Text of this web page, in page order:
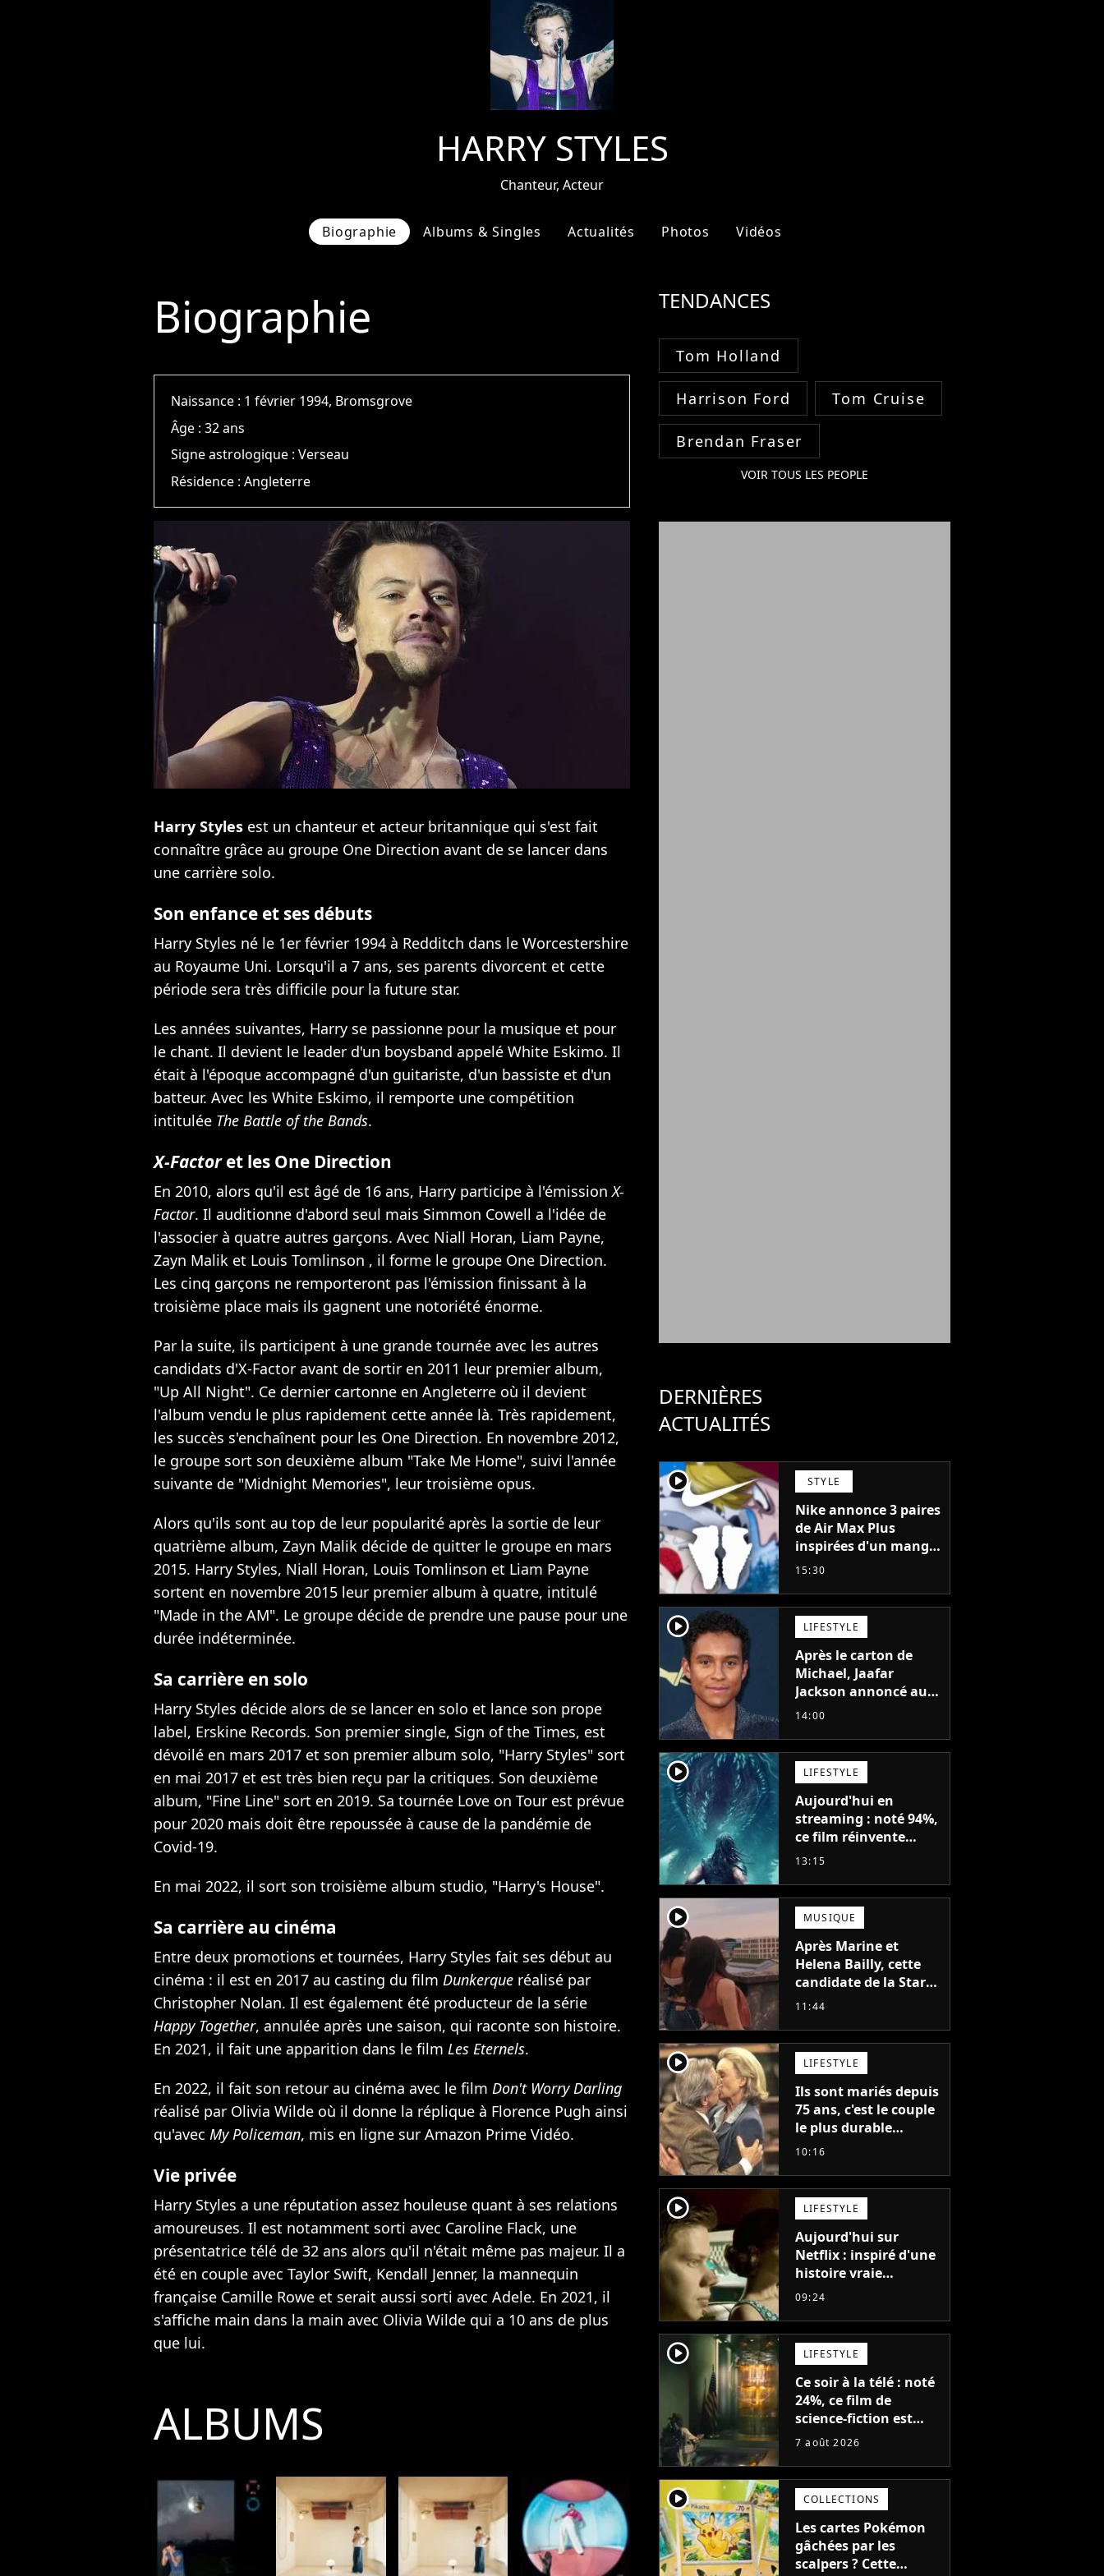
HARRY STYLES
Chanteur, Acteur
Biographie Albums & Singles Actualités Photos Vidéos
Biographie
Naissance : 1 février 1994, Bromsgrove
Âge :32 ans
Signe astrologique :Verseau
Résidence :Angleterre
Harry Styles est un chanteur et acteur britannique qui s'est fait
connaître grâce au groupe One Direction avant de se lancer dans
une carrière solo.
Son enfance et ses débuts
Harry Styles né le 1er février 1994 à Redditch dans le Worcestershire
au Royaume Uni. Lorsqu'il a 7 ans, ses parents divorcent et cette
période sera très difficile pour la future star.
Les années suivantes, Harry se passionne pour la musique et pour
le chant. Il devient le leader d'un boysband appelé White Eskimo. Il
était à l'époque accompagné d'un guitariste, d'un bassiste et d'un
batteur. Avec les White Eskimo, il remporte une compétition
intitulée The Battle of the Bands.
X-Factoret les One Direction
En 2010, alors qu'il est âgé de 16 ans, Harry participe à l'émissionX-
Factor. Il auditionne d'abord seul mais Simmon Cowell a l'idée de
l'associer à quatre autres garçons. Avec Niall Horan, Liam Payne,
Zayn Malik et Louis Tomlinson , il forme le groupe One Direction.
Les cinq garçons ne remporteront pas l'émission finissant à la
troisième place mais ils gagnent une notoriété énorme.
Par la suite, ils participent à une grande tournée avec les autres
candidats d'X-Factor avant de sortir en 2011 leur premier album,
"Up All Night". Ce dernier cartonne en Angleterre où il devient
l'album vendu le plus rapidement cette année là. Très rapidement,
les succès s'enchaînent pour les One Direction. En novembre 2012,
le groupe sort son deuxième album "Take Me Home", suivi l'année
suivante de "Midnight Memories", leur troisième opus.
Alors qu'ils sont au top de leur popularité après la sortie de leur
quatrième album, Zayn Malik décide de quitter le groupe en mars
2015. Harry Styles, Niall Horan, Louis Tomlinson et Liam Payne
sortent en novembre 2015 leur premier album à quatre, intitulé
"Made in the AM". Le groupe décide de prendre une pause pour une
durée indéterminée.
Sa carrière en solo
Harry Styles décide alors de se lancer en solo et lance son prope
label, Erskine Records. Son premier single, Sign of the Times, est
dévoilé en mars 2017 et son premier album solo, "Harry Styles" sort
en mai 2017 et est très bien reçu par la critiques. Son deuxième
album, "Fine Line" sort en 2019. Sa tournée Love on Tour est prévue
pour 2020 mais doit être repoussée à cause de la pandémie de
Covid-19.
En mai 2022, il sort son troisième album studio, "Harry's House".
Sa carrière au cinéma
Entre deux promotions et tournées, Harry Styles fait ses début au
cinéma : il est en 2017 au casting du film Dunkerque réalisé par
Christopher Nolan. Il est également été producteur de la série
Happy Together, annulée après une saison, qui raconte son histoire.
En 2021, il fait une apparition dans le film Les Eternels.
En 2022, il fait son retour au cinéma avec le film Don't Worry Darling
réalisé par Olivia Wilde où il donne la réplique à Florence Pugh ainsi
qu'avec My Policeman, mis en ligne sur Amazon Prime Vidéo.
Vie privée
Harry Styles a une réputation assez houleuse quant à ses relations
amoureuses. Il est notamment sorti avec Caroline Flack, une
présentatrice télé de 32 ans alors qu'il n'était même pas majeur. Il a
été en couple avec Taylor Swift, Kendall Jenner, la mannequin
française Camille Rowe et serait aussi sorti avec Adele. En 2021, il
s'affiche main dans la main avec Olivia Wilde qui a 10 ans de plus
que lui.
ALBUMS
TENDANCES
Tom Holland
Harrison Ford Tom Cruise
Brendan Fraser
VOIR TOUS LES PEOPLE
DERNIÈRES
ACTUALITÉS
player2 STYLE
Nike annonce 3 paires
de Air Max Plus
inspirées d'un manga
culte de 1190
tomes
15:30
player2 LIFESTYLE
Après le carton de
Michael, Jaafar
Jackson annoncé au
casting d'un film
Smith
14:00
player2 LIFESTYLE
Aujourd'hui en
streaming : noté 94%,
ce film réinvente
complètement cette
fiction vieille de 40
ans
13:15
player2 MUSIQUE
Après Marine et
Helena Bailly, cette
candidate de la Star
Academy adorée du
premier album, "C'est
tellement puissant"
11:44
player2 LIFESTYLE
Ils sont mariés depuis
75 ans, c'est le couple
le plus durable
d'Hollywood : "Nous
après jour, et les jours
se sont transformés
en décennies"
10:16
player2 LIFESTYLE
Aujourd'hui sur
Netflix : inspiré d'une
histoire vraie
glaçante, c'est l'un
21ème siècle
09:24
player2 LIFESTYLE
Ce soir à la télé : noté
24%, ce film de
science-fiction est
complètement raté,
encore pire à cause de
son acteur
7 août 2026
player2 COLLECTIONS
Les cartes Pokémon
gâchées par les
scalpers ? Cette